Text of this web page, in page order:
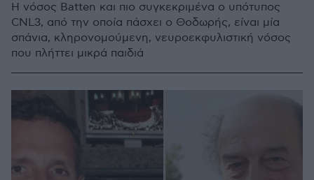
Η νόσος Batten και πιο συγκεκριμένα ο υπότυπος
CNL3, από την οποία πάσχει ο Θοδωρής, είναι μία
σπάνια, κληρονομούμενη, νευροεκφυλιστική νόσος
που πλήττει μικρά παιδιά